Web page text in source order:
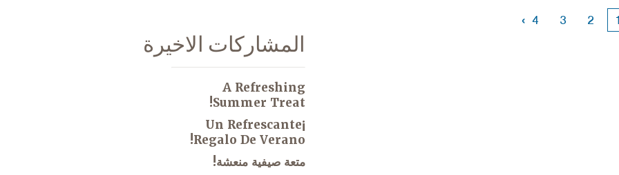
1
2
3
4
›
المشاركات الاخيرة
A Refreshing
Summer Treat!
¡Un Refrescante
Regalo De Verano!
متعة صيفية منعشة!